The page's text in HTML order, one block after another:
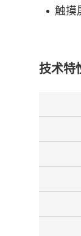
触摸
技术特